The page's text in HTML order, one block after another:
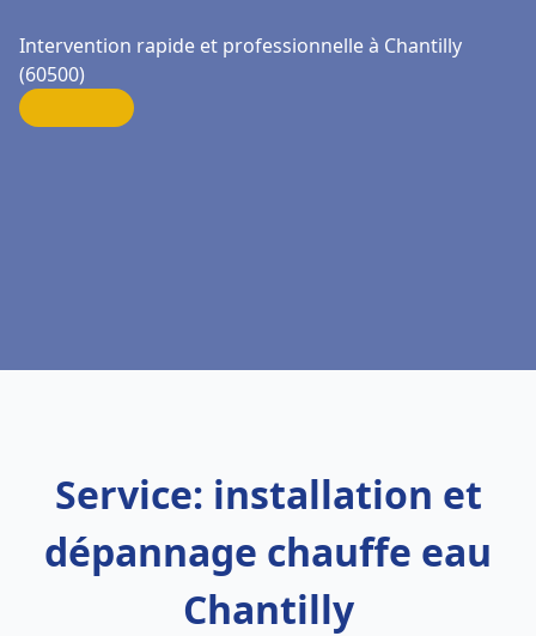
Intervention rapide et professionnelle à Chantilly
(60500)
Service: installation et
dépannage chauffe eau
Chantilly